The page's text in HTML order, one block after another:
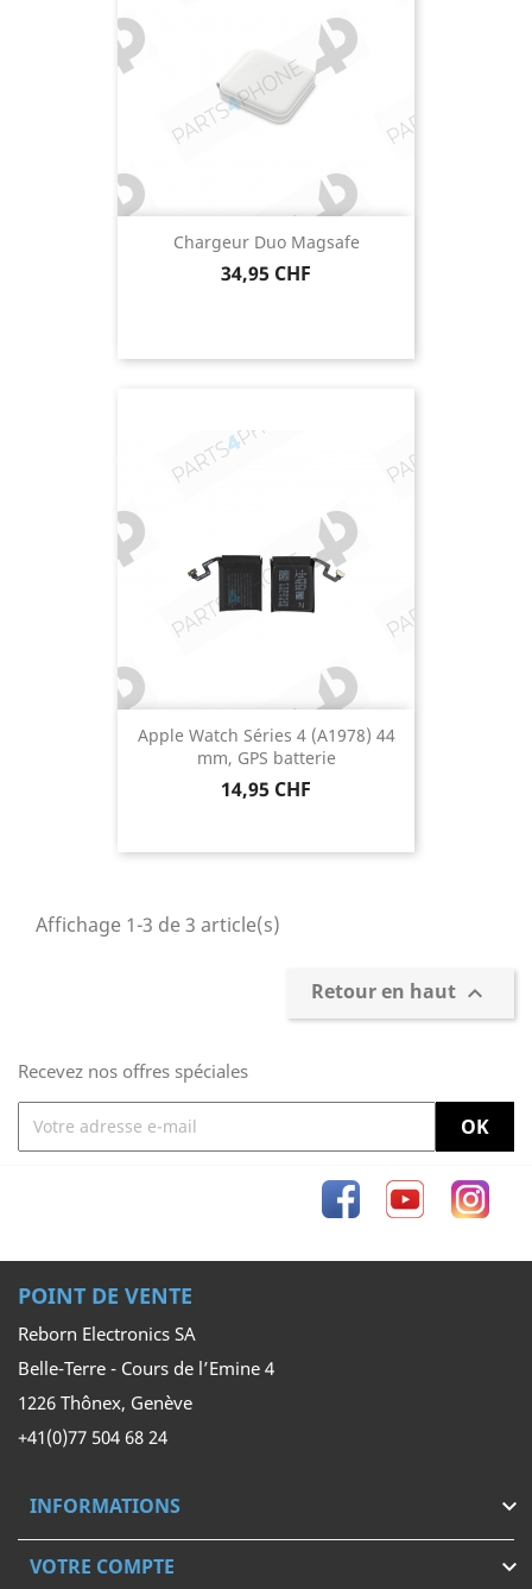
Chargeur Duo Magsafe
Prix
34,95 CHF
Apple Watch Séries 4 (A1978) 44
mm, GPS batterie
Prix
14,95 CHF
Affichage 1-3 de 3 article(s)
Retour en haut 
Recevez nos offres spéciales
FacebookYouTube
POINT DE VENTE
Reborn Electronics SA
Belle-Terre - Cours de l’Emine 4
1226 Thônex, Genève
+41(0)77 504 68 24
INFORMATIONS 
VOTRE COMPTE 